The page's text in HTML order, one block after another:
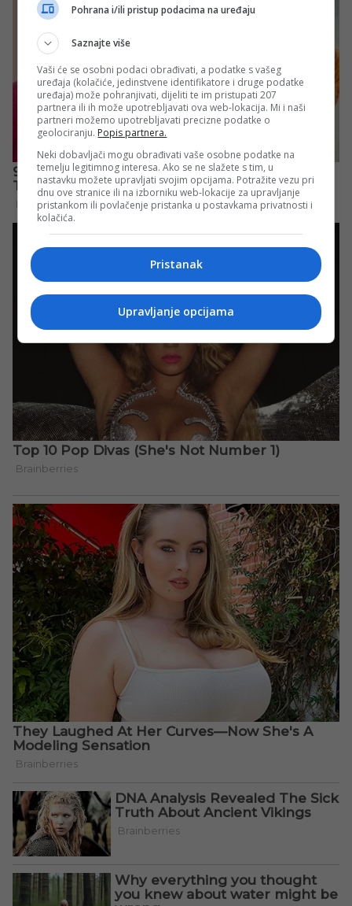
Pohrana i/ili pristup podacima na uređaju
Saznajte više
Vaši će se osobni podaci obrađivati, a podatke s vašeg
uređaja (kolačiće, jedinstvene identifikatore i druge podatke
uređaja) može pohranjivati, dijeliti te im pristupati 207
partnera ili ih može upotrebljavati ova web-lokacija. Mi i naši
partneri možemo upotrebljavati precizne podatke o
geolociranju. Popis partnera.
Neki dobavljači mogu obrađivati vaše osobne podatke na
temelju legitimnog interesa. Ako se ne slažete s tim, u
nastavku možete upravljati svojim opcijama. Potražite vezu pri
dnu ove stranice ili na izborniku web-lokacije za upravljanje
pristankom ili povlačenje pristanka u postavkama privatnosti i
kolačića.
Pristanak
Upravljanje opcijama